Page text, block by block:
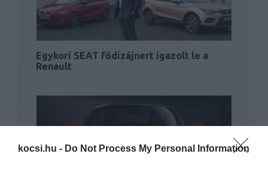
kocsi.hu - Do Not Process My Personal Information
Egykori SEAT fődizájnert igazolt le a
Renault